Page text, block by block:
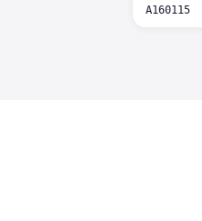
A160115